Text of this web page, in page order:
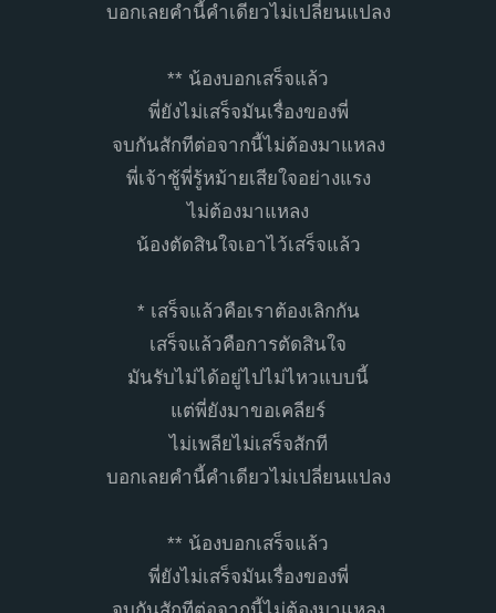
บอกเลยคำนี้คำเดียวไม่เปลี่ยนแปลง
** น้องบอกเสร็จแล้ว
พี่ยังไม่เสร็จมันเรื่องของพี่
จบกันสักทีต่อจากนี้ไม่ต้องมาแหลง
พี่เจ้าชู้พี่รู้หม้ายเสียใจอย่างแรง
ไม่ต้องมาแหลง
น้องตัดสินใจเอาไว้เสร็จแล้ว
* เสร็จแล้วคือเราต้องเลิกกัน
เสร็จแล้วคือการตัดสินใจ
มันรับไม่ได้อยู่ไปไม่ไหวแบบนี้
แต่พี่ยังมาขอเคลียร์
ไม่เพลียไม่เสร็จสักที
บอกเลยคำนี้คำเดียวไม่เปลี่ยนแปลง
** น้องบอกเสร็จแล้ว
พี่ยังไม่เสร็จมันเรื่องของพี่